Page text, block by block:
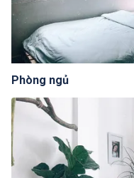
Phòng ngủ